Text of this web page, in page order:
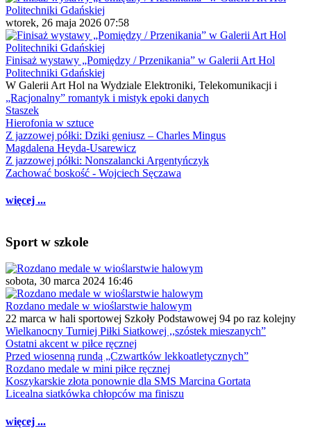
wtorek, 26 maja 2026 07:58
Finisaż wystawy „Pomiędzy / Przenikania” w Galerii Art Hol
Politechniki Gdańskiej
W Galerii Art Hol na Wydziale Elektroniki, Telekomunikacji i
„Racjonalny” romantyk i mistyk epoki danych
Staszek
Hierofonia w sztuce
Z jazzowej półki: Dziki geniusz – Charles Mingus
Magdalena Heyda-Usarewicz
Z jazzowej półki: Nonszalancki Argentyńczyk
Zachować boskość - Wojciech Sęczawa
więcej ...
Sport w szkole
sobota, 30 marca 2024 16:46
Rozdano medale w wioślarstwie halowym
22 marca w hali sportowej Szkoły Podstawowej 94 po raz kolejny
Wielkanocny Turniej Piłki Siatkowej ,,szóstek mieszanych”
Ostatni akcent w piłce ręcznej
Przed wiosenną rundą „Czwartków lekkoatletycznych”
Rozdano medale w mini piłce ręcznej
Koszykarskie złota ponownie dla SMS Marcina Gortata
Licealna siatkówka chłopców ma finiszu
więcej ...